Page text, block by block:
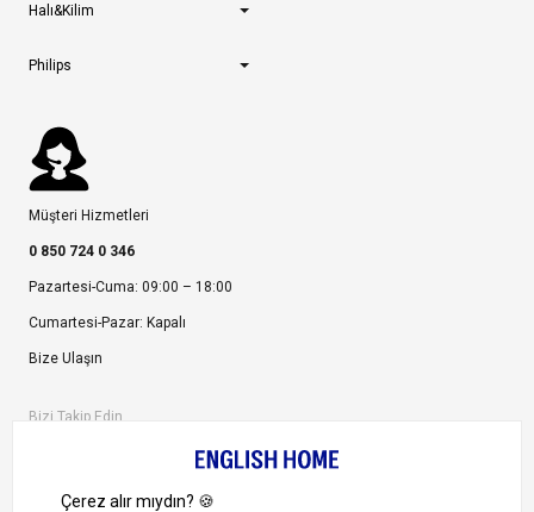
Halı&Kilim
Philips
Müşteri Hizmetleri
0 850 724 0 346
Pazartesi-Cuma: 09:00 – 18:00
Cumartesi-Pazar: Kapalı
Bize Ulaşın
Bizi Takip Edin